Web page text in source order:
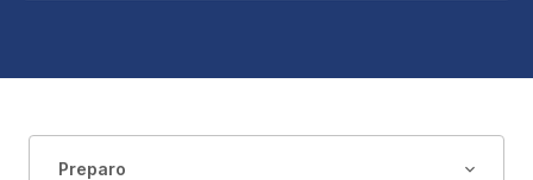
Preparo